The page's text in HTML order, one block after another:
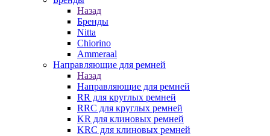
Назад
Бренды
Nitta
Chiorino
Ammeraal
Направляющие для ремней
Назад
Направляющие для ремней
RR для круглых ремней
RRC для круглых ремней
KR для клиновых ремней
KRC для клиновых ремней